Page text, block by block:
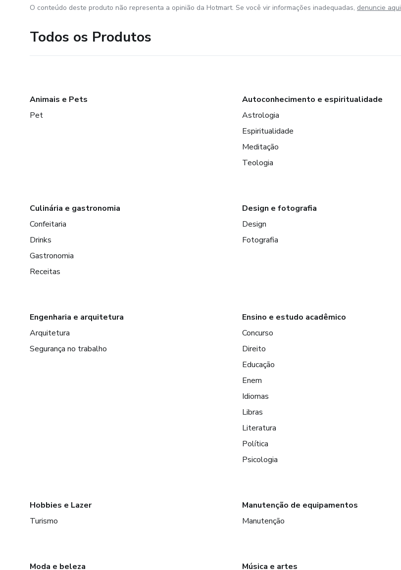
O conteúdo deste produto não representa a opinião da Hotmart. Se você vir informações inadequadas, denuncie aqui
Todos os Produtos
Animais e Pets
Pet
Autoconhecimento e espiritualidade
Astrologia
Espiritualidade
Meditação
Teologia
Culinária e gastronomia
Confeitaria
Drinks
Gastronomia
Receitas
Design e fotografia
Design
Fotografia
Engenharia e arquitetura
Arquitetura
Segurança no trabalho
Ensino e estudo acadêmico
Concurso
Direito
Educação
Enem
Idiomas
Libras
Literatura
Política
Psicologia
Hobbies e Lazer
Turismo
Manutenção de equipamentos
Manutenção
Moda e beleza Música e artes